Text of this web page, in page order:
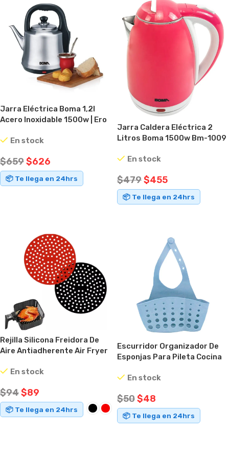
Jarra Eléctrica Boma 1,2l
Acero Inoxidable 1500w | Ero
En stock
$659$626
📦 Te llega en 24hrs
Jarra Caldera Eléctrica 2
Litros Boma 1500w Bm-1009
En stock
$479$455
📦 Te llega en 24hrs
Rejilla Silicona Freidora De
Aire Antiadherente Air Fryer
En stock
$94$89
📦 Te llega en 24hrs
Escurridor Organizador De
Esponjas Para Pileta Cocina
En stock
$50$48
📦 Te llega en 24hrs